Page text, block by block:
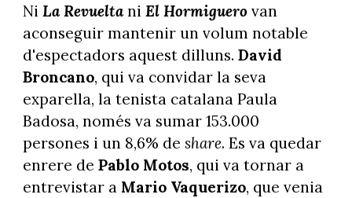
Ni La Revueltani El Hormiguerovan
aconseguir mantenir un volum notable
d'espectadors aquest dilluns. David
Broncano, qui va convidar la seva
exparella, la tenista catalana Paula
Badosa, només va sumar 153.000
persones i un 8,6% de share. Es va quedar
enrere de Pablo Motos, qui va tornar a
entrevistar a Mario Vaquerizo, que venia